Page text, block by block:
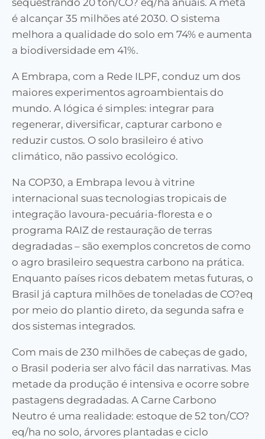
sequestrando 20 ton/CO? eq/ha anuais. A meta
é alcançar 35 milhões até 2030. O sistema
melhora a qualidade do solo em 74% e aumenta
a biodiversidade em 41%.
A Embrapa, com a Rede ILPF, conduz um dos
maiores experimentos agroambientais do
mundo. A lógica é simples: integrar para
regenerar, diversificar, capturar carbono e
reduzir custos. O solo brasileiro é ativo
climático, não passivo ecológico.
Na COP30, a Embrapa levou à vitrine
internacional suas tecnologias tropicais de
integração lavoura-pecuária-floresta e o
programa RAIZ de restauração de terras
degradadas – são exemplos concretos de como
o agro brasileiro sequestra carbono na prática.
Enquanto países ricos debatem metas futuras, o
Brasil já captura milhões de toneladas de CO?eq
por meio do plantio direto, da segunda safra e
dos sistemas integrados.
Com mais de 230 milhões de cabeças de gado,
o Brasil poderia ser alvo fácil das narrativas. Mas
metade da produção é intensiva e ocorre sobre
pastagens degradadas. A Carne Carbono
Neutro é uma realidade: estoque de 52 ton/CO?
eq/ha no solo, árvores plantadas e ciclo